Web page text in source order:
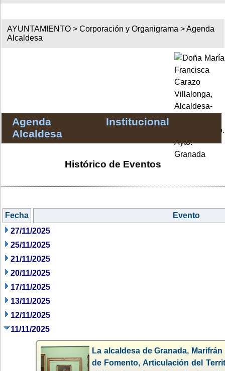
AYUNTAMIENTO >Corporación y Organigrama >Agenda
Alcaldesa
Agenda Institucional
Alcaldesa
Histórico de Eventos
Fecha
Evento
27/11/2025
25/11/2025
21/11/2025
20/11/2025
17/11/2025
13/11/2025
12/11/2025
11/11/2025
La alcaldesa de Granada,
de Fomento, Articulación del